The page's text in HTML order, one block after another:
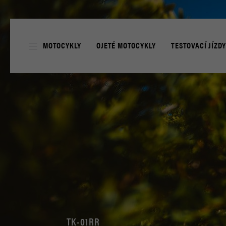
MOTOCYKLY OJETÉ MOTOCYKLY TESTOVACÍ JÍZDY
SERVIS CENÍK
ZÁRUČNÍ PODMÍNKY O
DIAVEL
TK-01RR